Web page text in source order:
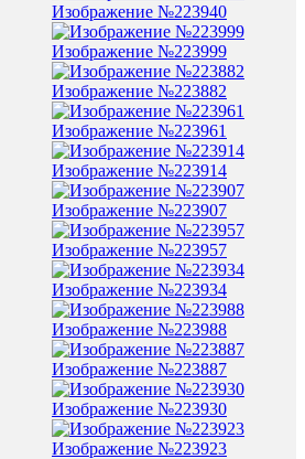
Изображение №223940
Изображение №223999
Изображение №223882
Изображение №223961
Изображение №223914
Изображение №223907
Изображение №223957
Изображение №223934
Изображение №223988
Изображение №223887
Изображение №223930
Изображение №223923